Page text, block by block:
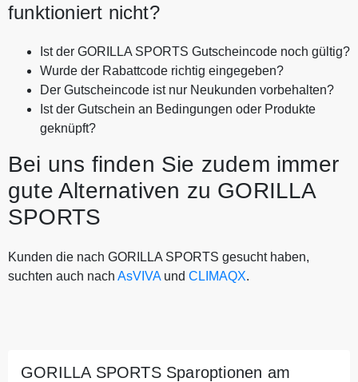
funktioniert nicht?
Ist der GORILLA SPORTS Gutscheincode noch gültig?
Wurde der Rabattcode richtig eingegeben?
Der Gutscheincode ist nur Neukunden vorbehalten?
Ist der Gutschein an Bedingungen oder Produkte
geknüpft?
Bei uns finden Sie zudem immer
gute Alternativen zu GORILLA
SPORTS
Kunden die nach GORILLA SPORTS gesucht haben,
suchten auch nach AsVIVAund CLIMAQX.
GORILLA SPORTS Sparoptionen am